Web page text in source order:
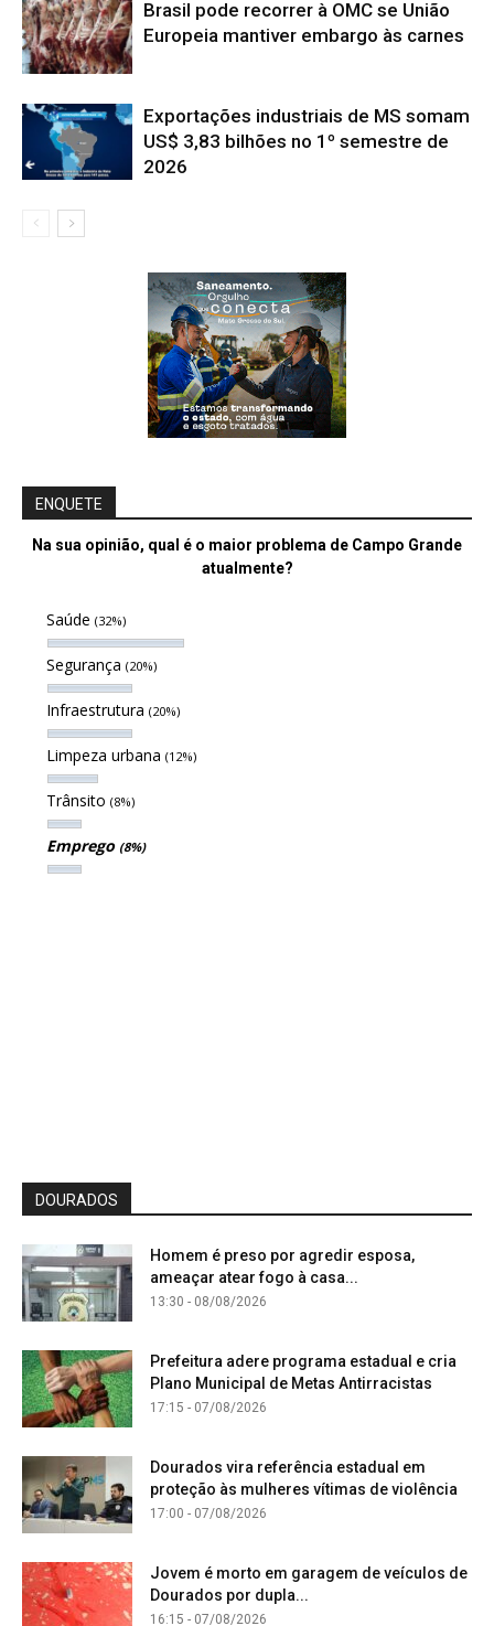
Brasil pode recorrer à OMC se União
Europeia mantiver embargo às carnes
Exportações industriais de MS somam
US$ 3,83 bilhões no 1º semestre de
2026
ENQUETE
Na sua opinião, qual é o maior problema de Campo Grande
atualmente?
Saúde (32%)
Segurança (20%)
Infraestrutura (20%)
Limpeza urbana (12%)
Trânsito (8%)
Emprego (8%)
DOURADOS
Homem é preso por agredir esposa,
ameaçar atear fogo à casa...
13:30 - 08/08/2026
Prefeitura adere programa estadual e cria
Plano Municipal de Metas Antirracistas
17:15 - 07/08/2026
Dourados vira referência estadual em
proteção às mulheres vítimas de violência
17:00 - 07/08/2026
Jovem é morto em garagem de veículos de
Dourados por dupla...
16:15 - 07/08/2026